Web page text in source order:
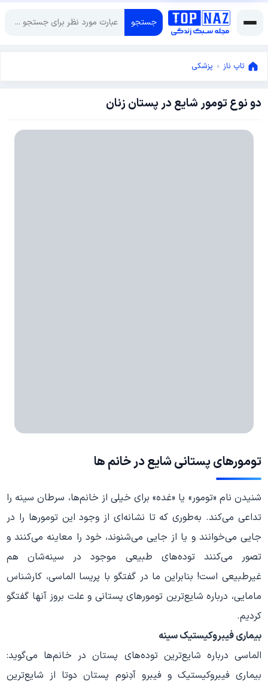
جستجو
تاپ ناز » پزشکی
دو نوع تومور شایع در پستان زنان
ژوئن
2016
تومورهای پستانی شایع در خانم ها
شنیدن نام «تومور» یا «غده» برای خیلی از خانم‌ها، سرطان سینه را
تداعی می‌کند. به‌طوری که تا نشانه‌ای از وجود این تومور‌‌ها را در
جایی می‌خوانند و یا از جایی می‌شنوند، خود را معاینه می‌کنند و
تصور می‌کنند توده‌های طبیعی موجود در سینه‌شان هم
غیر‌طبیعی است! بنابر‌این ما در گفتگو با پریسا الماسی، کارشناس
مامایی، درباره شایع‌ترین تومور‌های پستانی و علت بروز آنها گفتگو
کردیم.
بیماری فیبروکیستیک سینه
الماسی درباره شایع‌ترین توده‌های پستان در خانم‌ها می‌گوید:
بیماری فیبروکیستیک و فیبرو آدِنوم پستان دوتا از شایع‌ترین